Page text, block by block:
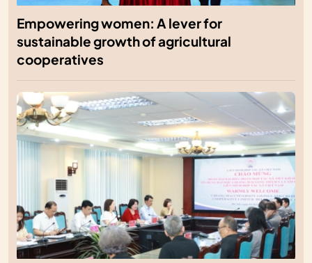
Empowering women: A lever for
sustainable growth of agricultural
cooperatives